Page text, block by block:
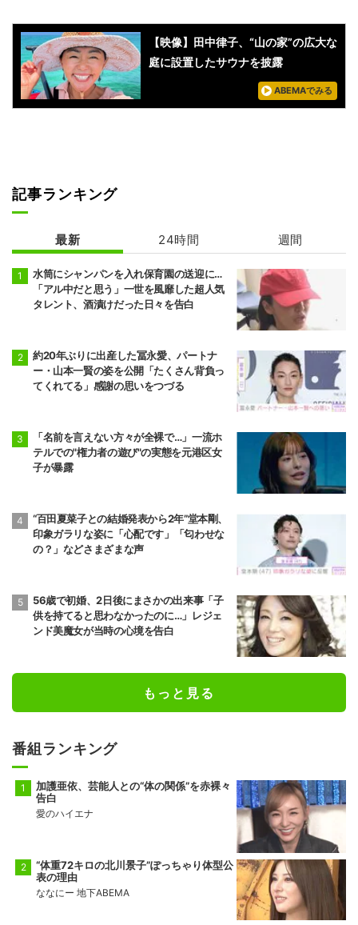
【映像】田中律子、“山の家”の広大な
庭に設置したサウナを披露
ABEMAでみる
記事ランキング
最新 24時間 週間
水筒にシャンパンを入れ保育園の送迎に…
「アル中だと思う」一世を風靡した超人気
タレント、酒漬けだった日々を告白
約20年ぶりに出産した冨永愛、パートナ
ー・山本一賢の姿を公開「たくさん背負っ
てくれてる」感謝の思いをつづる
「名前を言えない方々が全裸で…」一流ホ
テルでの"権力者の遊び"の実態を元港区女
子が暴露
“百田夏菜子との結婚発表から2年”堂本剛、
印象ガラリな姿に「心配です」「匂わせな
の？」などさまざまな声
56歳で初婚、2日後にまさかの出来事「子
供を持てると思わなかったのに…」レジェ
ンド美魔女が当時の心境を告白
もっと見る
番組ランキング
加護亜依、芸能人との“体の関係”を赤裸々
告白
愛のハイエナ
“体重72キロの北川景子”ぽっちゃり体型公
表の理由
ななにー 地下ABEMA